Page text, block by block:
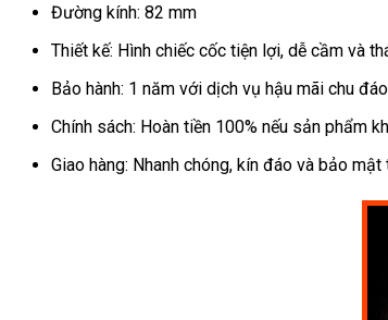
Nước
Tự
Đường kính: 82 mm
Thiết kế: Hình chiếc cốc tiện lợi, dễ cầm và
Bảo hành: 1 năm với dịch vụ hậu mãi chu đáo
Chính sách: Hoàn tiền 100% nếu sản phẩm
Giao hàng: Nhanh chóng, kín đáo và bảo